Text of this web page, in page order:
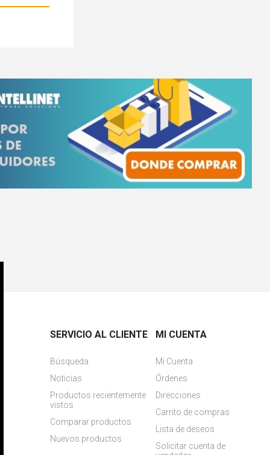
SERVICIO AL CLIENTE
Búsqueda
Noticias
Productos recientemente
vistos
Comparar productos
Nuevos productos
MI CUENTA
Mi Cuenta
Órdenes
Direcciones
Carrito de compras
Lista de deseos
Solicitar cuenta de